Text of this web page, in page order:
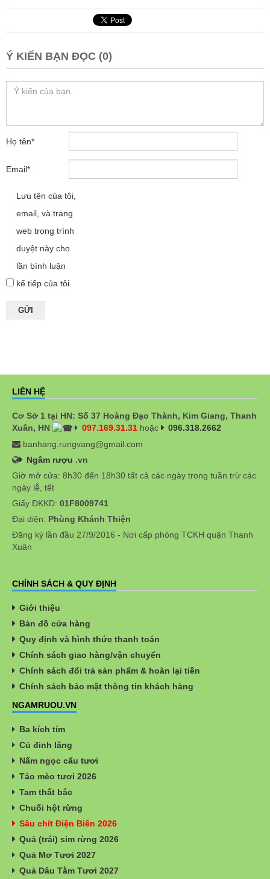
Ý KIẾN BẠN ĐỌC (0)
Họ tên*
Email*
Lưu tên của tôi,
email, và trang
web trong trình
duyệt này cho
lần bình luận
kế tiếp của tôi.
LIÊN HỆ
Cơ Sở 1 tại HN: Số 37 Hoàng Đạo Thành, Kim Giang, Thanh
Xuân, HN
097.169.31.31 hoặc
096.318.2662
banhang.rungvang@gmail.com
Ngâm rượu .vn
Giờ mở cửa: 8h30 đến 18h30 tất cả các ngày trong tuần trừ các
ngày lễ, tết
Giấy ĐKKD: 01F8009741
Đại diện: Phùng Khánh Thiện
Đăng ký lần đầu 27/9/2016 - Nơi cấp phòng TCKH quận Thanh
Xuân
CHÍNH SÁCH & QUY ĐỊNH
Giới thiệu
Bản đồ cửa hàng
Quy định và hình thức thanh toán
Chính sách giao hàng/vận chuyển
Chính sách đổi trả sản phẩm & hoàn lại tiền
Chính sách bảo mật thông tin khách hàng
NGAMRUOU.VN
Ba kích tím
Củ đinh lăng
Nấm ngọc cẩu tươi
Táo mèo tươi 2026
Tam thất bắc
Chuối hột rừng
Sâu chít Điện Biên 2026
Quả (trái) sim rừng 2026
Quả Mơ Tươi 2027
Quả Dâu Tằm Tươi 2027